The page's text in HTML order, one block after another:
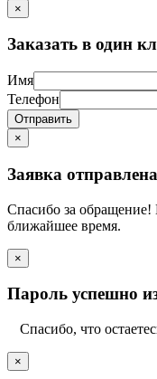
×
Заказать в один
Имя
Телефон
Отправить
×
Заявка отправлена
Спасибо за
ближайшее время.
×
Пароль успешно
Спасибо, что
×